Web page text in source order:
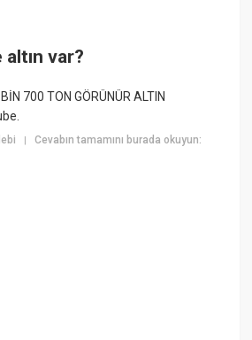
var?
700 TON GÖRÜNÜR ALTIN
|Cevabın tamamını burada okuyun: